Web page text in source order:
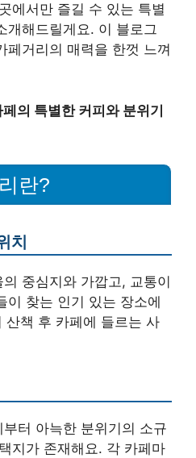
에서만 즐길 수 있는 특별
개해드릴게요. 이 블로그
페거리의 매력을 한껏 느껴
의 특별한 커피와 분위기
란?
치
중심지와 가깝고, 교통이
이 찾는 인기 있는 장소에
산책 후 카페에 들르는 사
터 아늑한 분위기의 소규
지가 존재해요. 각 카페마